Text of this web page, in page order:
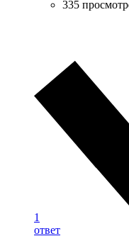
335
1
ответ